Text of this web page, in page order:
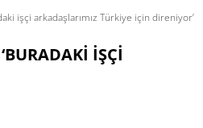
işçi arkadaşlarımız Türkiye için direniyor’
IŞÇI